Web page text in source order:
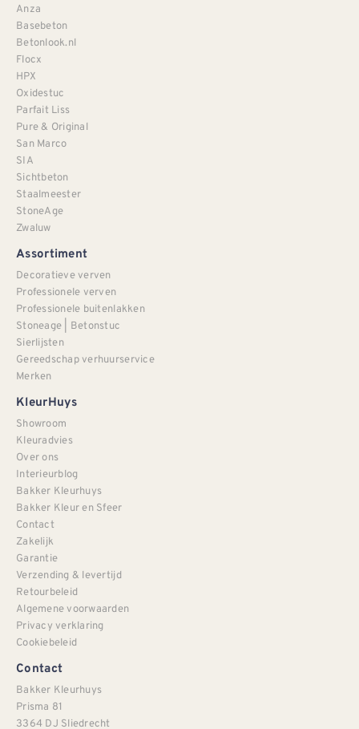
Anza
Basebeton
Betonlook.nl
Flocx
HPX
Oxidestuc
Parfait Liss
Pure & Original
San Marco
SIA
Sichtbeton
Staalmeester
StoneAge
Zwaluw
Assortiment
Decoratieve verven
Professionele verven
Professionele buitenlakken
Stoneage | Betonstuc
Sierlijsten
Gereedschap verhuurservice
Merken
KleurHuys
Showroom
Kleuradvies
Over ons
Interieurblog
Bakker Kleurhuys
Bakker Kleur en Sfeer
Contact
Zakelijk
Garantie
Verzending & levertijd
Retourbeleid
Algemene voorwaarden
Privacy verklaring
Cookiebeleid
Contact
Bakker Kleurhuys
Prisma 81
3364 DJ Sliedrecht